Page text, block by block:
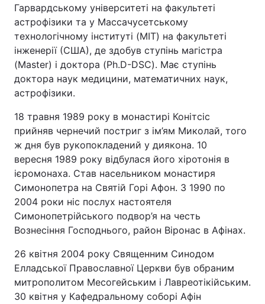
Гарвардському університеті на факультеті
астрофізики та у Массачусетському
технологічному інституті (MIT) на факультеті
інженерії (США), де здобув ступінь магістра
(Master) і доктора (Ph.D-DSC). Має ступінь
доктора наук медицини, математичних наук,
астрофізики.
18 травня 1989 року в монастирі Конітсіс
прийняв чернечий постриг з ім’ям Миколай, того
ж дня був рукопокладений у диякона. 10
вересня 1989 року відбулася його хіротонія в
ієромонаха. Став насельником монастиря
Симонопетра на Святій Горі Афон. З 1990 по
2004 роки ніс послух настоятеля
Симонопетрійського подвор’я на честь
Вознесіння Господнього, район Віронас в Афінах.
26 квітня 2004 року Священним Синодом
Елладської Православної Церкви був обраним
митрополитом Месогейським і Лавреотікійським.
30 квітня у Кафедральному соборі Афін